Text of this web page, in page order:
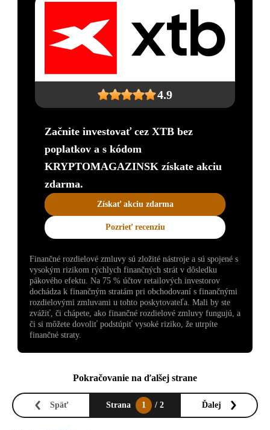
4.9
Začnite investovať cez XTB bez
poplatkov a s kódom
KRYPTOMAGAZINSK získate akciu
zdarma.
Získať akciu zdarma
Pozrieť recenziu
Finančné rozdielové zmluvy sú zložité nástroje a sú spojené s
vysokým rizikom rýchlych finančných strát v dôsledku
pákového efektu. Na 75 % účtov retailových investorov
dochádza k finančným stratám pri obchodovaní s finančnými
rozdielovými zmluvami u tohto poskytovateľa. Mali by ste
zvážiť, či chápete, ako finančné rozdielové zmluvy fungujú, a
či si môžete dovoliť podstúpiť vysoké riziko, že utrpíte
finančné straty.
Pokračovanie na ďalšej strane
Späť Strana 1 / 2 Ďalej